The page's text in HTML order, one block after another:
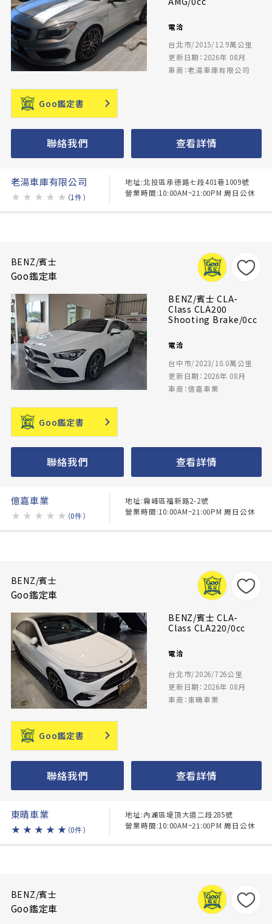
電洽
台北市/2015/12.9萬公里
更新日期：2026年 08月
車商：老湯車庫有限公司
Goo鑑定書
聯絡我們 查看詳情
老湯車庫有限公司
★ ★ ★ ★ ★ （1件）
地址:北投區承德路七段401巷1009號
營業時間:10:00AM~21:00PM 周日公休
BENZ/賓士
Goo鑑定車
BENZ/賓士 CLA-
Class CLA200
Shooting Brake/0cc
電洽
台中市/2023/10.0萬公里
更新日期：2026年 08月
車商：億嘉車業
Goo鑑定書
聯絡我們 查看詳情
億嘉車業
★ ★ ★ ★ ★ （0件）
地址:霧峰區福新路2-2號
營業時間:10:00AM~21:00PM 周日公休
BENZ/賓士
Goo鑑定車
BENZ/賓士 CLA-
Class CLA220/0cc
電洽
台北市/2026/726公里
更新日期：2026年 08月
車商：東晴車業
Goo鑑定書
聯絡我們 查看詳情
東晴車業
★ ★ ★ ★ ★ （0件）
地址:內湖區堤頂大道二段285號
營業時間:10:00AM~21:00PM 周日公休
BENZ/賓士
Goo鑑定車